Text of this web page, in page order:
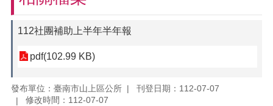
112社團補助上半年半年報
pdf(102.99 KB)
發布單位：臺南市山上區公所
刊登日期：112-07-07
修改時間：112-07-07